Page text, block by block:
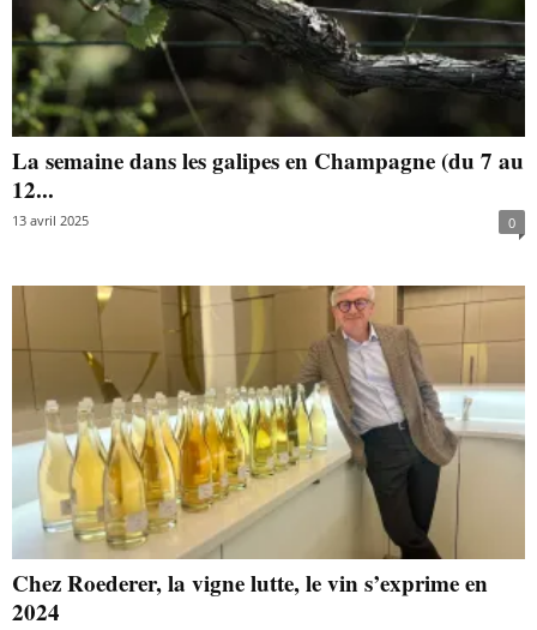
La semaine dans les galipes en Champagne (du 7 au
12...
13 avril 2025 0
Chez Roederer, la vigne lutte, le vin s’exprime en
2024